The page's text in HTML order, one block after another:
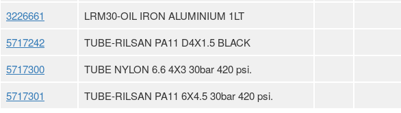
3226661
LRM30-OIL IRON ALUMINIUM 1LT
5717242
TUBE-RILSAN PA11 D4X1.5 BLACK
5717300
TUBE NYLON 6.6 4X3 30bar 420 psi.
5717301
TUBE-RILSAN PA11 6X4.5 30bar 420 psi.